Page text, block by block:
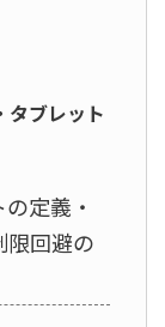
タブレット
定義・
限回避の